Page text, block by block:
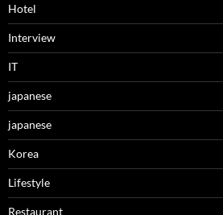
Hotel
Interview
IT
japanese
japanese
Korea
Lifestyle
Restaurant